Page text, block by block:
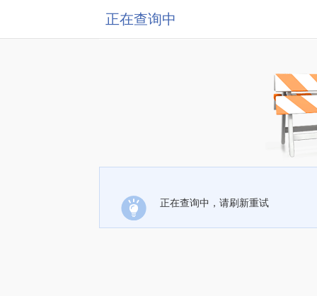
正在查询中
正在查询中，请刷新重试